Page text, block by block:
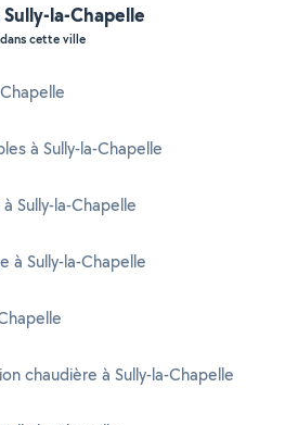
la-Chapelle
cette ville
à Sully-la-Chapelle
Sully-la-Chapelle
à Sully-la-Chapelle
chaudière à Sully-la-Chapelle